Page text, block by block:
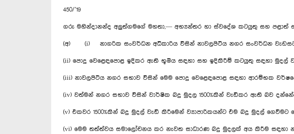
450/’19
ගරු මහින්දානන්ද අලුත්ගමගේ මහතා,— අභ්‍යන්තර හා ස්වදේශ කටයුතු සහ පළාත්
(අ) (i) නාගරික සංවර්ධන අධිකාරිය විසින් නාවලපිටිය නගර සංවර්ධන
(ii) පොදු වෙළෙඳපොළ ඉදිකර ඇති භූමිය සඳහා සහ ඉදිකිරීම් කටයුතු සඳහා මුදල්
(iii) නාවලපිටිය නගර සභාව විසින් මෙම පොදු වෙළෙඳපොළ සඳහා ආරම්භක
(iv) වත්මන් නගර සභාව විසින් වාර්ෂික බදු මුදල 1500%කින් වැඩිකර ඇති බව
(v) එකවර 1500%කින් බදු මුදල් වැඩි කිරීමෙන් ව්‍යාපාරිකයන්ට එම බදු මුදල්
(vi) මෙම තත්ත්වය සමාලෝචනය කර නැවත සාධාරණ බදු මුදලක් අය කිරීම සඳහා